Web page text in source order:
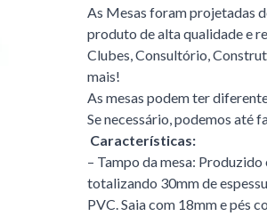
As Mesas foram projetadas
produto de alta qualidade e
Clubes, Consultório,
mais!
As mesas podem ter
Se necessário, podemos até
Características:
– Tampo da mesa:
totalizando 30mm de
PVC. Saia com 18mm e pés